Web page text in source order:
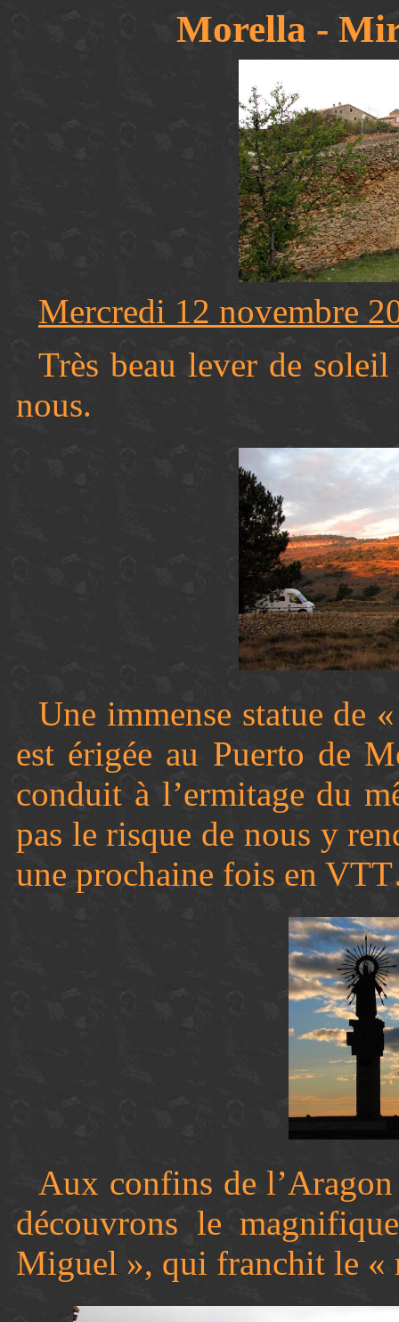
Morella -
Mercredi 12 novembre
Très beau lever de
nous.
Une immense statue de
est érigée au Puerto de
conduit à l’ermitage du
pas le risque de nous y
une prochaine fois en
Aux confins de
découvrons le
Miguel », qui franchit le «